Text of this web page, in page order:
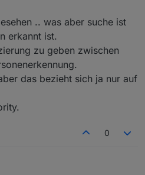
.. was aber suche ist
erkannt ist.
zu geben zwischen
das bezieht sich ja nur auf
0